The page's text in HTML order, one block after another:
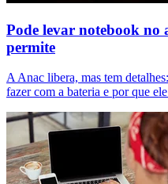
Pode levar notebook no
permite
A Anac libera, mas tem
fazer com a bateria e por que